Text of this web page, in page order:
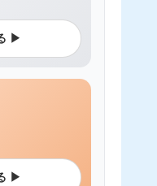
▶
▶